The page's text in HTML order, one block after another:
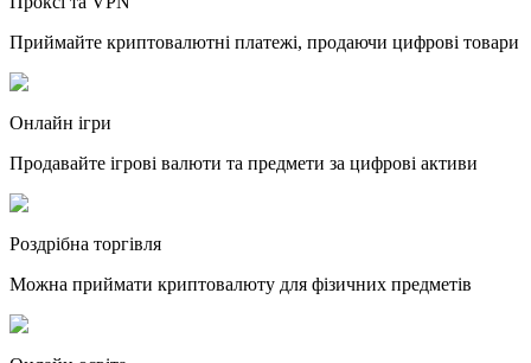
Приймайте криптовалютні платежі, продаючи цифрові товари
Онлайн ігри
Продавайте ігрові валюти та предмети за цифрові активи
Роздрібна торгівля
Можна приймати криптовалюту для фізичних предметів